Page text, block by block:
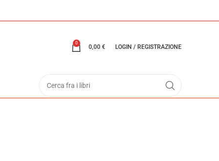
0
0,00 € LOGIN / REGISTRAZIONE